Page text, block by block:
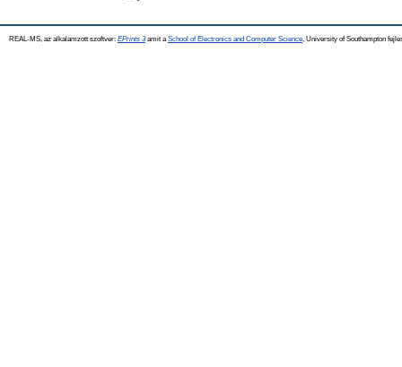
REAL-MS, az alkalamzott szoftver: EPrints 3amit a School of Electronics and Computer Science , University of Southampton